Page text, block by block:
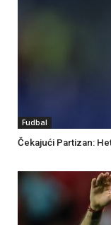
Fudbal
Čekajući Partizan: